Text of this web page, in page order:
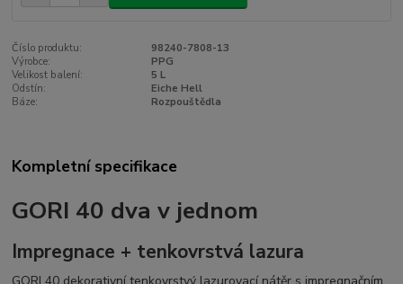
Číslo produktu:
98240-7808-13
Výrobce:
PPG
Velikost balení:
5 L
Odstín:
Eiche Hell
Báze:
Rozpouštědla
Kompletní specifikace
GORI 40 dva v jednom
Impregnace + tenkovrstvá lazura